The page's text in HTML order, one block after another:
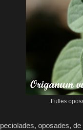
Fulles
peciolades, oposades,